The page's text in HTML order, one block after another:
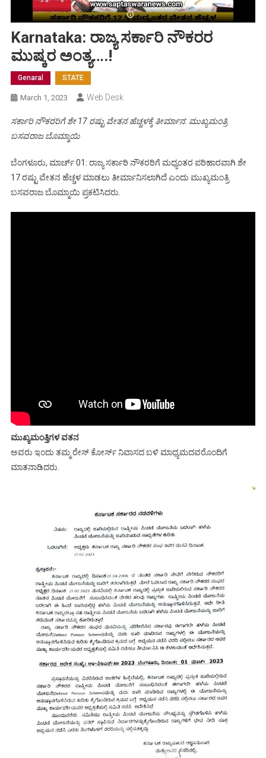
Karnataka: ರಾಜ್ಯ ಸರ್ಕಾರಿ ನೌಕರರ
ಮುಷ್ಕರ ಅಂತ್ಯ….!
Genaral STATE
March 1, 2023 Web Desk
ಸರ್ಕಾರಿ ನೌಕರರಿಗೆ ಶೇ 17 ರಷ್ಟು ವೇತನ ಹೆಚ್ಚಳಕ್ಕೆ ತೀರ್ಮಾನ: ಮುಖ್ಯಮಂತ್ರಿ
ಬಸವರಾಜ ಬೊಮ್ಮಾಯಿ
ಬೆಂಗಳೂರು, ಮಾರ್ಚ್ 01: ರಾಜ್ಯ ಸರ್ಕಾರಿ ನೌಕರರಿಗೆ ಮಧ್ಯಂತರ ಪರಿಹಾರವಾಗಿ ಶೇ
17 ರಷ್ಟು ವೇತನ ಹೆಚ್ಚಳ ಮಾಡಲು ತೀರ್ಮಾನಿಸಲಾಗಿದೆ ಎಂದು ಮುಖ್ಯಮಂತ್ರಿ
ಬಸವರಾಜ ಬೊಮ್ಮಾಯಿ ಪ್ರಕಟಿಸಿದರು.
ಮುಖ್ಯಮಂತ್ತಿಗಳ ವತನ
ಅವರು ಇಂದು ತಮ್ಮ ರೇಸ್ ಕೋರ್ಸ್ ನಿವಾಸದ ಬಳಿ ಮಾಧ್ಯಮದವರೊಂದಿಗೆ
ಮಾತನಾಡಿದರು.